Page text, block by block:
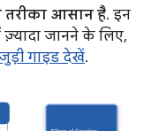
तरीका आसान है. इन
जानने के लिए,
गाइड देखें.